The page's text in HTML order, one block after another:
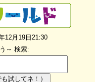
12月19日21:30
～ 検索:
試してネ！）